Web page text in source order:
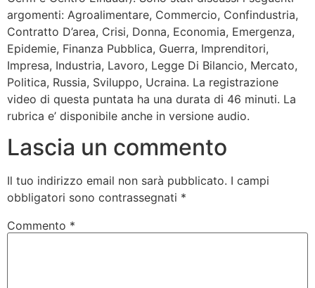
argomenti: Agroalimentare, Commercio, Confindustria,
Contratto D’area, Crisi, Donna, Economia, Emergenza,
Epidemie, Finanza Pubblica, Guerra, Imprenditori,
Impresa, Industria, Lavoro, Legge Di Bilancio, Mercato,
Politica, Russia, Sviluppo, Ucraina. La registrazione
video di questa puntata ha una durata di 46 minuti. La
rubrica e’ disponibile anche in versione audio.
Lascia un commento
Il tuo indirizzo email non sarà pubblicato. I campi
obbligatori sono contrassegnati *
Commento *